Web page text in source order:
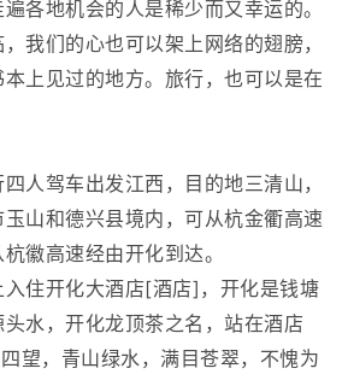
各地机会的人是稀少而又幸运的。
我们的心也可以架上网络的翅膀，
上见过的地方。旅行，也可以是在
驾车出发江西，目的地三清山，
山和德兴县境内，可从杭金衢高速
徽高速经由开化到达。
住开化大酒店[酒店]，开化是钱塘
水，开化龙顶茶之名，站在酒店
望，青山绿水，满目苍翠，不愧为